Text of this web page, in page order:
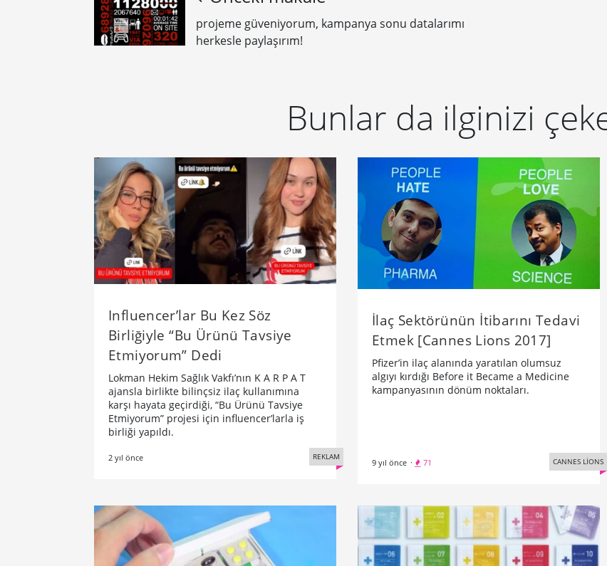
projeme güveniyorum, kampanya sonu datalarımı
herkesle paylaşırım!
Bunlar da ilginizi
Influencer’lar Bu Kez Söz
Birliğiyle “Bu Ürünü Tavsiye
Etmiyorum” Dedi
Lokman Hekim Sağlık Vakfı’nın K A R P A T
ajansla birlikte bilinçsiz ilaç kullanımına
karşı hayata geçirdiği, “Bu Ürünü Tavsiye
Etmiyorum” projesi için influencer’larla iş
birliği yapıldı.
2 yıl önce REKLAM
İlaç Sektörünün İtibarını Tedavi
Etmek [Cannes Lions 2017]
Pfizer’in ilaç alanında yaratılan olumsuz
algıyı kırdığı Before it Became a Medicine
kampanyasının dönüm noktaları.
9 yıl önce · 71 CANNES LİONS